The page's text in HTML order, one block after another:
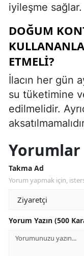
iyileşme sağlar.
DOĞUM
ETMELI?
İlacın her gün
su tüketimine
edilmelidir.
Yorumlar
Takma Ad
Yorum yapmak için,
Yorum Yazın (500